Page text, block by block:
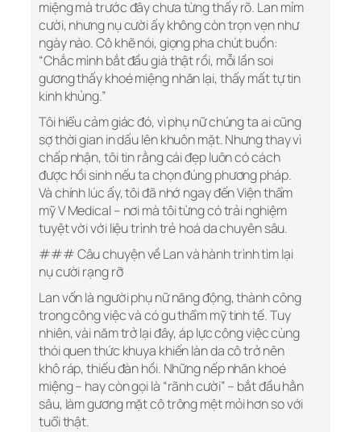
miệng mà trước đây chưa từng thấy rõ. Lan mỉm
cười, nhưng nụ cười ấy không còn trọn vẹn như
ngày nào. Cô khẽ nói, giọng pha chút buồn:
“Chắc mình bắt đầu già thật rồi, mỗi lần soi
gương thấy khoé miệng nhăn lại, thấy mất tự tin
kinh khủng.”
Tôi hiểu cảm giác đó, vì phụ nữ chúng ta ai cũng
sợ thời gian in dấu lên khuôn mặt. Nhưng thay vì
chấp nhận, tôi tin rằng cái đẹp luôn có cách
được hồi sinh nếu ta chọn đúng phương pháp.
Và chính lúc ấy, tôi đã nhớ ngay đến Viện thẩm
mỹ V Medical – nơi mà tôi từng có trải nghiệm
tuyệt vời với liệu trình trẻ hoá da chuyên sâu.
### Câu chuyện về Lan và hành trình tìm lại
nụ cười rạng rỡ
Lan vốn là người phụ nữ năng động, thành công
trong công việc và có gu thẩm mỹ tinh tế. Tuy
nhiên, vài năm trở lại đây, áp lực công việc cùng
thói quen thức khuya khiến làn da cô trở nên
khô ráp, thiếu đàn hồi. Những nếp nhăn khoé
miệng – hay còn gọi là “rãnh cười” – bắt đầu hằn
sâu, làm gương mặt cô trông mệt mỏi hơn so với
tuổi thật.